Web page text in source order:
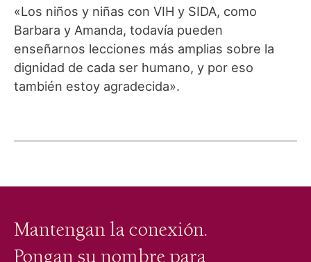
«Los niños y niñas con VIH y SIDA, como
Barbara y Amanda, todavía pueden
enseñarnos lecciones más amplias sobre la
dignidad de cada ser humano, y por eso
también estoy agradecida».
Mantengan la conexión.
Pongan su nombre para